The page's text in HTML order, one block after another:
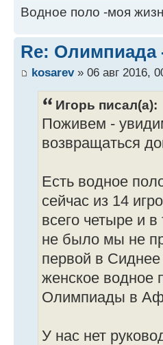
Водное поло -моя
Re: Олимпиада
kosarev» 06 авг 2016,
Игорь писал(а):
Поживем -
возвращаться
Есть водное
сейчас из 14
всего четыре и
не было мы не
первой в Сиднее
женское водное
Олимпиады в
У нас нет